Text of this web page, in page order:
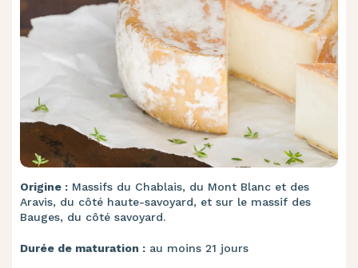
Origine : Massifs du Chablais, du Mont Blanc et des
Aravis, du côté haute-savoyard, et sur le massif des
Bauges, du côté savoyard.
Durée de maturation : au moins 21 jours